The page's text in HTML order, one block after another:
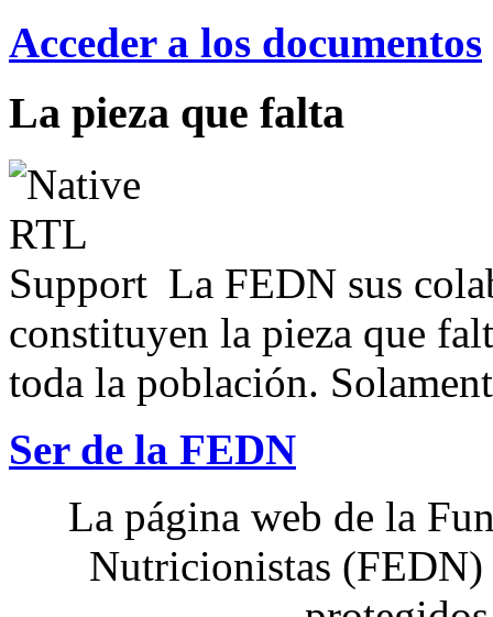
Acceder a los documentos
La pieza que falta
La FEDN sus
constituyen la pieza que
toda la población.
Ser de la FEDN
La página web de la
Nutricionistas (FEDN)